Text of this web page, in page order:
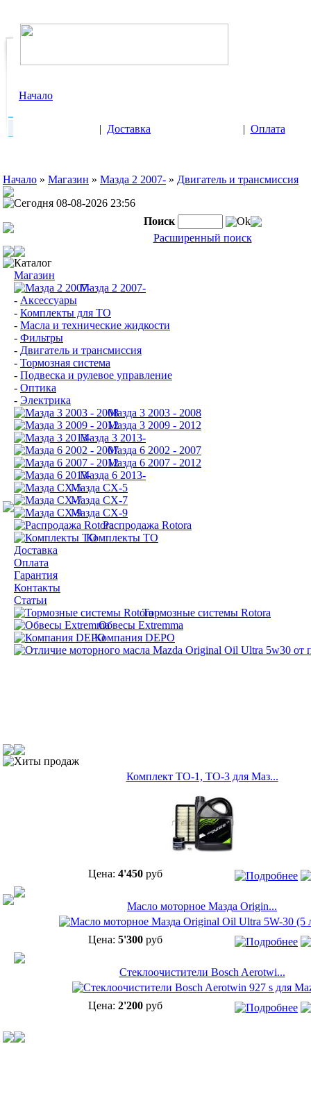
Начало
| Доставка | Оплата
Начало » Магазин » Мазда 2 2007- » Двигатель и трансмиссия
Сегодня 08-08-2026 23:56
Поиск
Ok
Расширенный поиск
Каталог
Магазин
Мазда 2 2007-
- Аксессуары
- Комплекты для ТО
- Масла и технические жидкости
- Фильтры
- Двигатель и трансмиссия
- Тормозная система
- Подвеска и рулевое управление
- Оптика
- Электрика
Мазда 3 2003 - 2008
Мазда 3 2009 - 2012
Мазда 3 2013-
Мазда 6 2002 - 2007
Мазда 6 2007 - 2012
Мазда 6 2013-
Мазда CX-5
Мазда CX-7
Мазда СХ-9
Распродажа Rotora
Комплекты ТО
Доставка
Оплата
Гарантия
Контакты
Статьи
Тормозные системы Rotora
Обвесы Extremma
Компания DEPO
Хиты продаж
Комплект ТО-1, ТО-3 для Маз...
Цена: 4'450руб
Масло моторное Мазда Origin...
Цена: 5'300руб
Cтеклоочистители Bosch Aerotwi...
Цена: 2'200руб